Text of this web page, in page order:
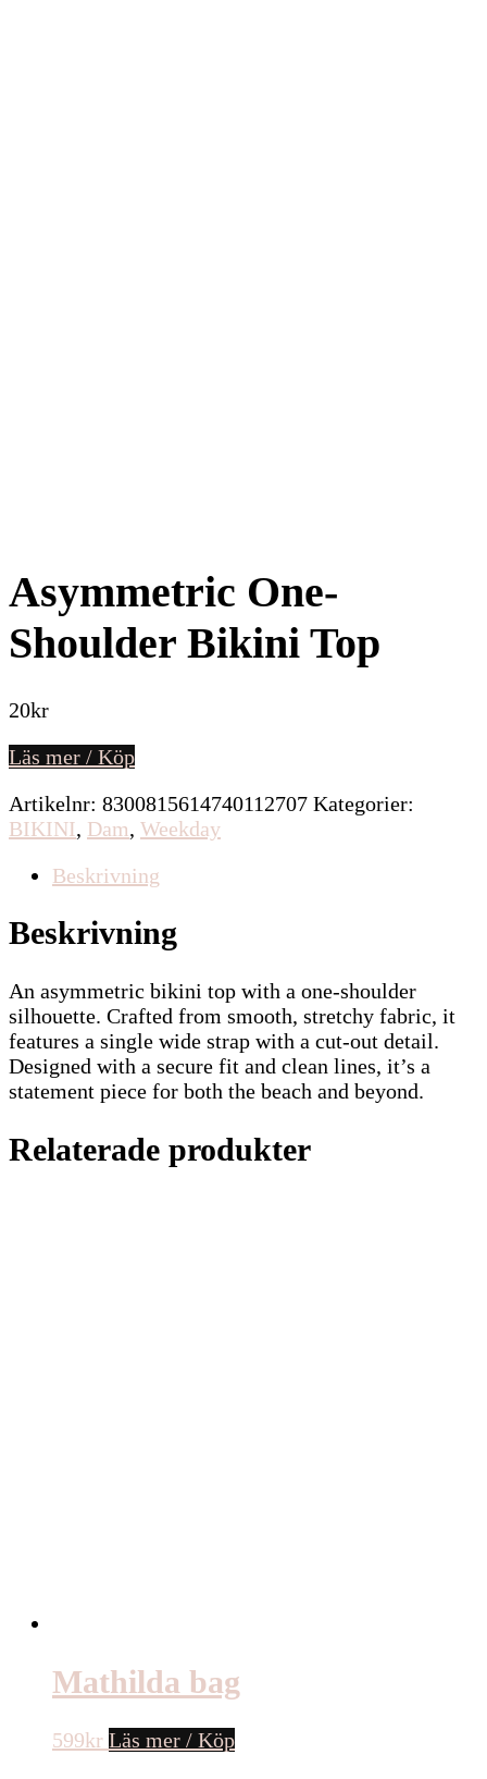
Asymmetric One-
Shoulder Bikini Top
20kr
Läs mer / Köp
Artikelnr: 8300815614740112707 Kategorier:
BIKINI, Dam, Weekday
Beskrivning
Beskrivning
An asymmetric bikini top with a one-shoulder
silhouette. Crafted from smooth, stretchy fabric, it
features a single wide strap with a cut-out detail.
Designed with a secure fit and clean lines, it’s a
statement piece for both the beach and beyond.
Relaterade produkter
Mathilda bag
599kr Läs mer / Köp